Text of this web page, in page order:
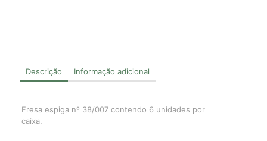
Descrição Informação adicional
Fresa espiga nº 38/007 contendo 6 unidades por
caixa.